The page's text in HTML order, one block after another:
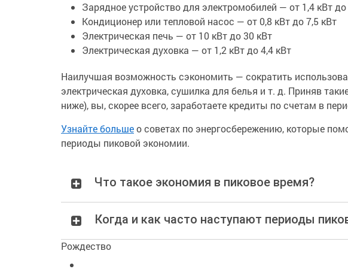
Зарядное устройство для электромобилей — от 1,4 кВт до
Кондиционер или тепловой насос — от 0,8 кВт до 7,5 кВт
Электрическая печь — от 10 кВт до 30 кВт
Электрическая духовка — от 1,2 кВт до 4,4 кВт
Наилучшая возможность сэкономить — сократить
электрическая духовка, сушилка для белья и т. д. Приняв
ниже), вы, скорее всего, заработаете кредиты по счетам в
Узнайте большео советах по энергосбережению, которые
периоды пиковой экономии.
Что такое экономия в пиковое время?
Когда и как часто наступают периоды
Рождество